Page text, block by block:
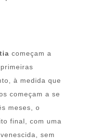
começam a
à medida que
começam a se
meses, o
final, com uma
sem